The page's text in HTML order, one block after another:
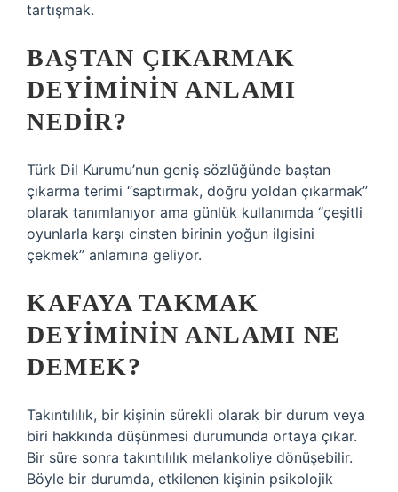
tartışmak.
BAŞTAN ÇIKARMAK
DEYIMININ ANLAMI
NEDIR?
Türk Dil Kurumu’nun geniş sözlüğünde baştan
çıkarma terimi “saptırmak, doğru yoldan çıkarmak”
olarak tanımlanıyor ama günlük kullanımda “çeşitli
oyunlarla karşı cinsten birinin yoğun ilgisini
çekmek” anlamına geliyor.
KAFAYA TAKMAK
DEYIMININ ANLAMI NE
DEMEK?
Takıntılılık, bir kişinin sürekli olarak bir durum veya
biri hakkında düşünmesi durumunda ortaya çıkar.
Bir süre sonra takıntılılık melankoliye dönüşebilir.
Böyle bir durumda, etkilenen kişinin psikolojik